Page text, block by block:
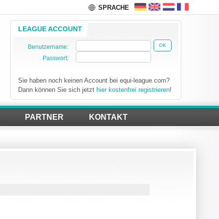
SPRACHE
LEAGUE ACCOUNT
Benutzername: OK
Passwort:
Sie haben noch keinen Account bei equi-league.com?
Dann können Sie sich jetzt hier kostenfrei registrieren!
PARTNER KONTAKT